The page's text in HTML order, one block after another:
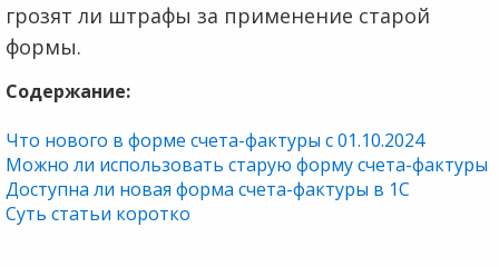
грозят ли штрафы за применение старой
формы.
Содержание:
Что нового в форме счета-фактуры с 01.10.2024
Можно ли использовать старую форму счета-фактуры
Доступна ли новая форма счета-фактуры в 1С
Суть статьи коротко